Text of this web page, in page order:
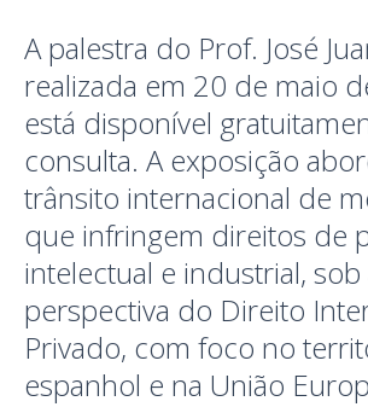
A palestra do Prof. José
realizada em 20 de maio
está disponível
consulta. A exposição
trânsito internacional de
que infringem direitos de
intelectual e industrial, sob
perspectiva do Direito
Privado, com foco no
espanhol e na União